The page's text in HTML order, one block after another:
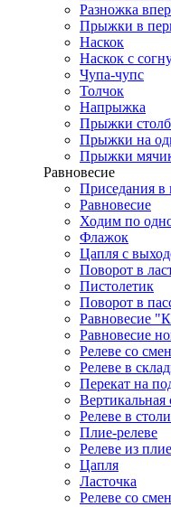
Разножка
Прыжки в
Наскок
Наскок с
Чупа-чупс
Толчок
Напрыжка
Прыжки
Прыжки на
Прыжки
Равновесие
Приседания в
Равновесие
Ходим по
Флажок
Цапля с
Поворот в
Пистолетик
Поворот в
Равновесие
Равновесие
Релеве со
Релеве в
Перекат на
Вертикальная
Релеве в
Плие-релеве
Релеве из плие
Цапля
Ласточка
Релеве со